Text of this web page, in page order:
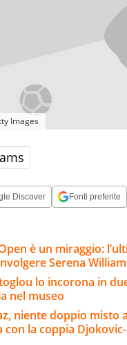
Images
Discover Fonti preferite
è un miraggio:
Serena
lo incorona in
nel museo
niente doppio misto
con la coppia